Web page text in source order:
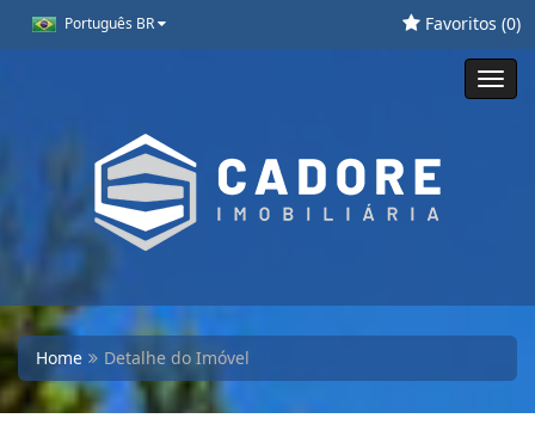
Português BR Favoritos (0)
Home Detalhe do Imóvel